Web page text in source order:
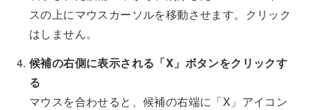
スの上にマウスカーソルを移動させます。クリック
はしません。
候補の右側に表示される「X」ボタンをクリックす
る
マウスを合わせると、候補の右端に「X」アイコン